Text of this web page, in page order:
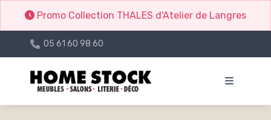
Promo Collection THALES d'Atelier de Langres
05 61 60 98 60